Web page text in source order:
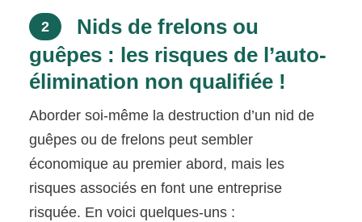
2
Nids de frelons ou
guêpes : les risques de l’auto-
élimination non qualifiée !
Aborder soi-même la destruction d’un nid de
guêpes ou de frelons peut sembler
économique au premier abord, mais les
risques associés en font une entreprise
risquée. En voici quelques-uns :